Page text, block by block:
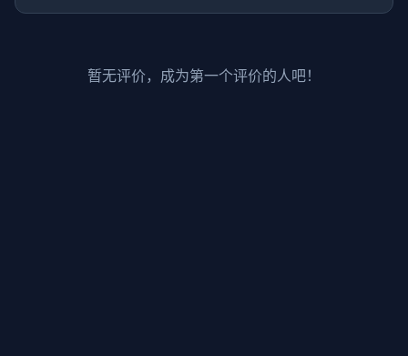
暂无评价，成为第一个评价的人吧！